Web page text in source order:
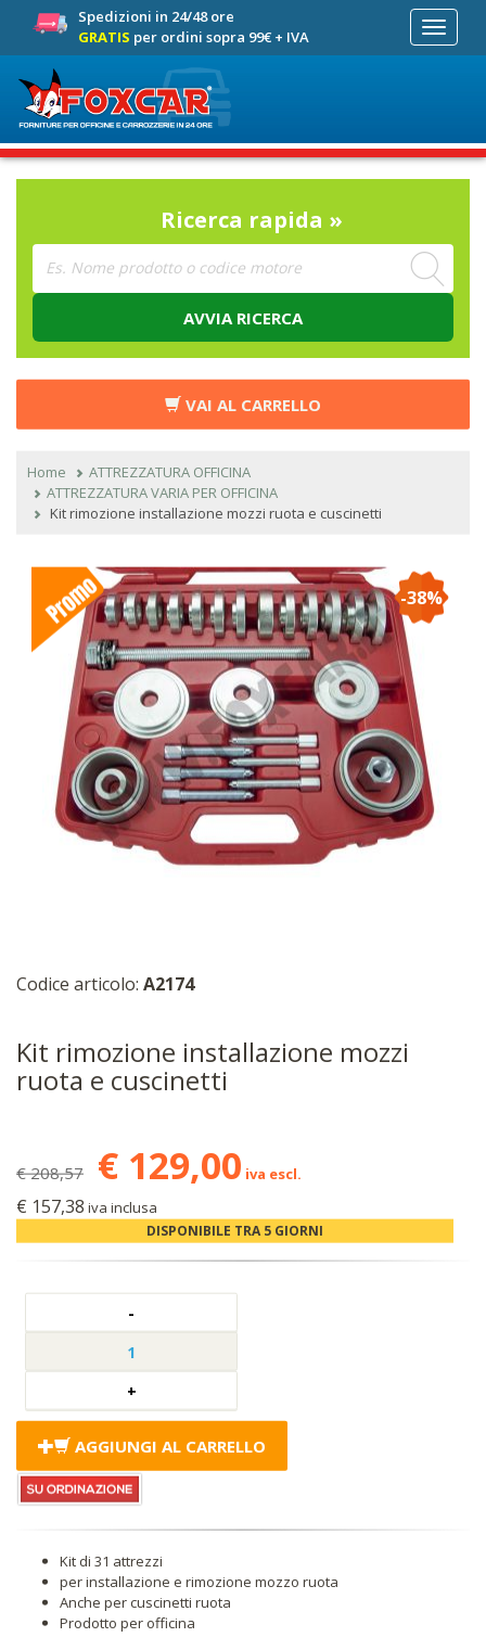
Spedizioni in 24/48 ore
GRATIS per ordini sopra 99€ + IVA
Toggle
Ricerca rapida »
AVVIA RICERCA
VAI AL CARRELLO
Home
ATTREZZATURA OFFICINA
ATTREZZATURA VARIA PER OFFICINA
Kit rimozione installazione mozzi ruota e cuscinetti
-38%
Codice articolo: A2174
Kit rimozione installazione mozzi
ruota e cuscinetti
€ 208,57 € 129,00 iva escl.
€ 157,38 iva inclusa
DISPONIBILE TRA 5 GIORNI
AGGIUNGI AL CARRELLO
Kit di 31 attrezzi
per installazione e rimozione mozzo ruota
Anche per cuscinetti ruota
Prodotto per officina